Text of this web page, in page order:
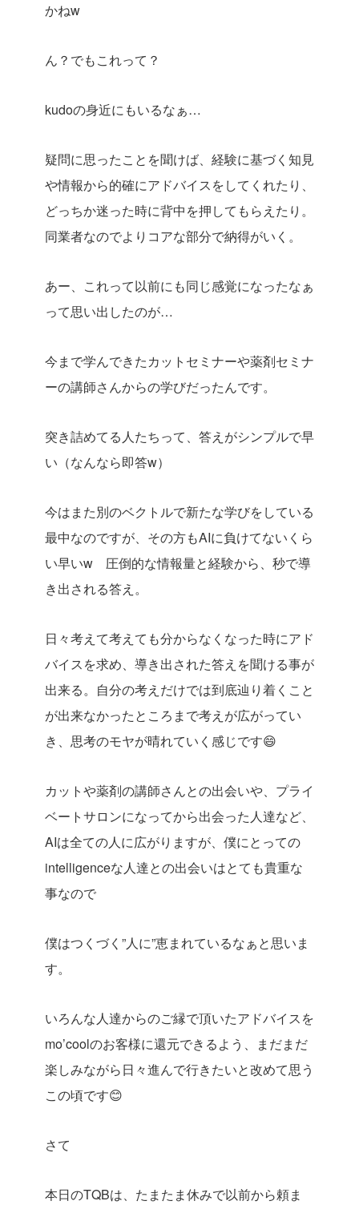
かねw
ん？でもこれって？
kudoの身近にもいるなぁ…
疑問に思ったことを聞けば、経験に基づく知見
や情報から的確にアドバイスをしてくれたり、
どっちか迷った時に背中を押してもらえたり。
同業者なのでよりコアな部分で納得がいく。
あー、これって以前にも同じ感覚になったなぁ
って思い出したのが…
今まで学んできたカットセミナーや薬剤セミナ
ーの講師さんからの学びだったんです。
突き詰めてる人たちって、答えがシンプルで早
い（なんなら即答w）
今はまた別のベクトルで新たな学びをしている
最中なのですが、その方もAIに負けてないくら
い早いw 圧倒的な情報量と経験から、秒で導
き出される答え。
日々考えて考えても分からなくなった時にアド
バイスを求め、導き出された答えを聞ける事が
出来る。自分の考えだけでは到底辿り着くこと
が出来なかったところまで考えが広がってい
き、思考のモヤが晴れていく感じです😄
カットや薬剤の講師さんとの出会いや、プライ
ベートサロンになってから出会った人達など、
AIは全ての人に広がりますが、僕にとっての
intelligenceな人達との出会いはとても貴重な
事なので
僕はつくづく”人に”恵まれているなぁと思いま
す。
いろんな人達からのご縁で頂いたアドバイスを
mo’coolのお客様に還元できるよう、まだまだ
楽しみながら日々進んで行きたいと改めて思う
この頃です😊
さて
本日のTQBは、たまたま休みで以前から頼ま